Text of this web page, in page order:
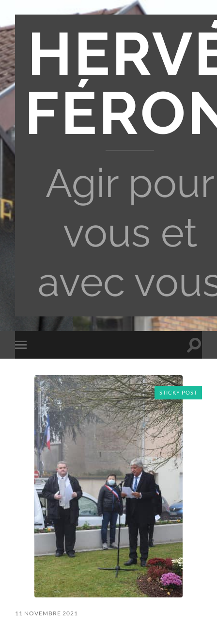
Agir pour
vous et
avec
Toggle
mobile
Toggle
STICKY POST
11 NOVEMBRE 2021